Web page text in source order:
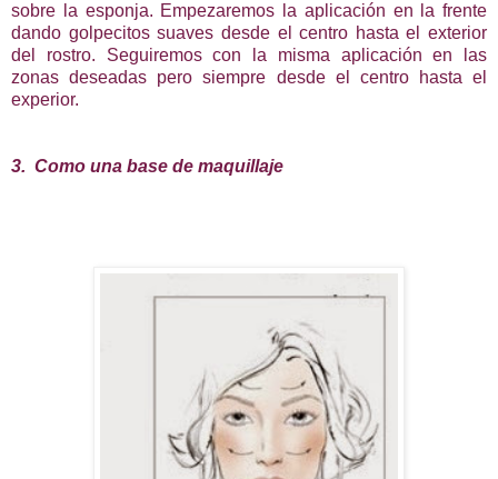
sobre la esponja. Empezaremos la aplicación en la frente
dando golpecitos suaves desde el centro hasta el exterior
del rostro. Seguiremos con la misma aplicación en las
zonas deseadas pero siempre desde el centro hasta el
experior.
3. Como una base de maquillaje